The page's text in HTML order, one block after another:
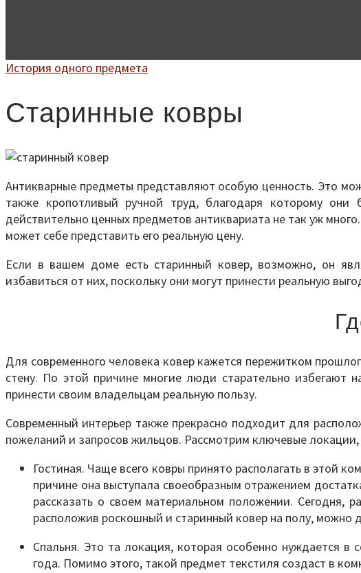
История одного предмета
Старинные ковры
Антикварные предметы представляют особую ценность. Это
также кропотливый ручной труд, благодаря которому
действительно ценных предметов антиквариата не так уж
может себе представить его реальную цену.
Если в вашем доме есть старинный ковер, возможно, он
избавиться от них, поскольку они могут принести реальную
Для современного человека ковер кажется пережитком
стену. По этой причине многие люди старательно избегают
принести своим владельцам реальную пользу.
Современный интерьер также прекрасно подходит для
пожеланий и запросов жильцов. Рассмотрим ключевые
Гостиная. Чаще всего ковры принято располагать в этой
причине она выступала своеобразным отражением
рассказать о своем материальном положении. Сегодня,
расположив роскошный и старинный ковер на полу, можно
Спальня. Это та локация, которая особенно нуждается
года. Помимо этого, такой предмет текстиля создаст в